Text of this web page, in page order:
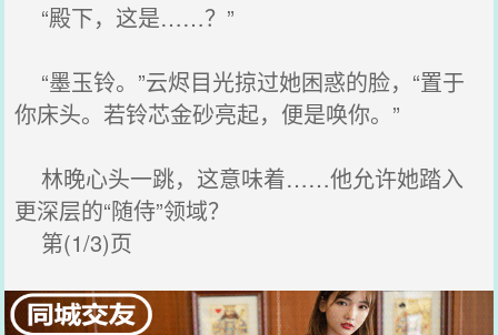
“殿下，这是……？”
“墨玉铃。”云烬目光掠过她困惑的脸，“置于
你床头。若铃芯金砂亮起，便是唤你。”
林晚心头一跳，这意味着……他允许她踏入
更深层的“随侍”领域？
第(1/3)页